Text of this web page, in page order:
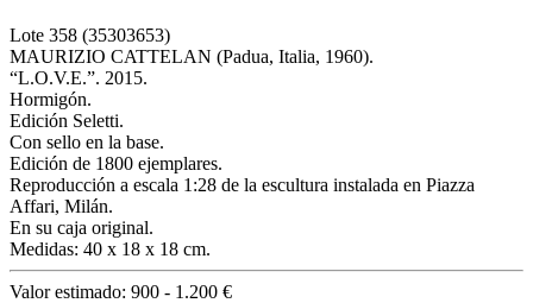
Lote 358 (35303653)
MAURIZIO CATTELAN (Padua, Italia, 1960).
“L.O.V.E.”. 2015.
Hormigón.
Edición Seletti.
Con sello en la base.
Edición de 1800 ejemplares.
Reproducción a escala 1:28 de la escultura instalada en Piazza
Affari, Milán.
En su caja original.
Medidas: 40 x 18 x 18 cm.
Valor estimado: 900 - 1.200 €